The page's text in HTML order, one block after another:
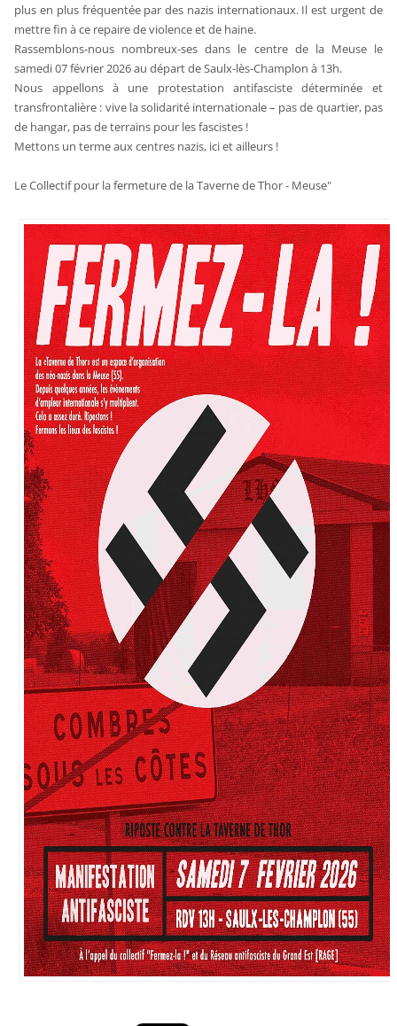
plus en plus fréquentée par des nazis internationaux. Il est urgent de
mettre fin à ce repaire de violence et de haine.
Rassemblons-nous nombreux-ses dans le centre de la Meuse le
samedi 07 février 2026 au départ de Saulx-lès-Champlon à 13h.
Nous appellons à une protestation antifasciste déterminée et
transfrontalière : vive la solidarité internationale – pas de quartier, pas
de hangar, pas de terrains pour les fascistes !
Mettons un terme aux centres nazis, ici et ailleurs !
Le Collectif pour la fermeture de la Taverne de Thor - Meuse"